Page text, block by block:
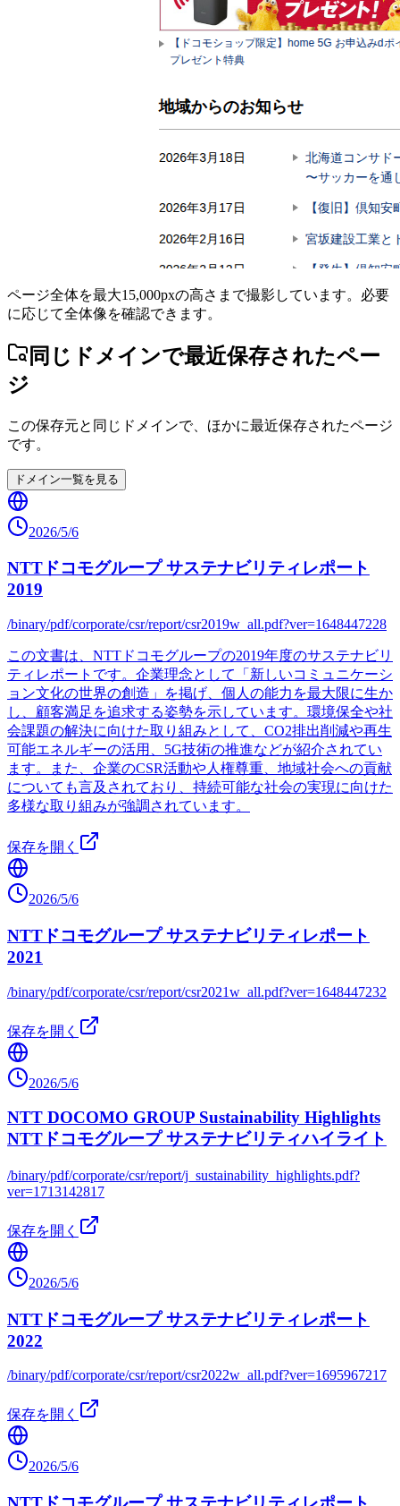
ページ全体を最大15,000pxの高さまで撮影しています。必要
に応じて全体像を確認できます。
同じドメインで最近保存されたペー
ジ
この保存元と同じドメインで、ほかに最近保存されたページ
です。
ドメイン一覧を見る
2026/5/6
NTTドコモグループ サステナビリティレポート
2019
/binary/pdf/corporate/csr/report/csr2019w_all.pdf?ver=1648447228
この文書は、NTTドコモグループの2019年度のサステナビリ
ティレポートです。企業理念として「新しいコミュニケーシ
ョン文化の世界の創造」を掲げ、個人の能力を最大限に生か
し、顧客満足を追求する姿勢を示しています。環境保全や社
会課題の解決に向けた取り組みとして、CO2排出削減や再生
可能エネルギーの活用、5G技術の推進などが紹介されてい
ます。また、企業のCSR活動や人権尊重、地域社会への貢献
についても言及されており、持続可能な社会の実現に向けた
多様な取り組みが強調されています。
保存を開く
2026/5/6
NTTドコモグループ サステナビリティレポート
2021
/binary/pdf/corporate/csr/report/csr2021w_all.pdf?ver=1648447232
保存を開く
2026/5/6
NTT DOCOMO GROUP Sustainability Highlights
NTTドコモグループ サステナビリティハイライト
/binary/pdf/corporate/csr/report/j_sustainability_highlights.pdf?
ver=1713142817
保存を開く
2026/5/6
NTTドコモグループ サステナビリティレポート
2022
/binary/pdf/corporate/csr/report/csr2022w_all.pdf?ver=1695967217
保存を開く
2026/5/6